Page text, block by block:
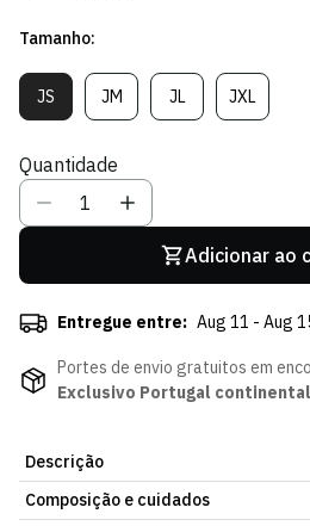
venda
Tamanho:
JSVariante
Esgotada
Indisponível
JMVariante
Esgotada
Indisponível
JLVariante
Esgotada
JXLVariante
Esgotada
Quantidade
Adicionar ao
Entregue entre: Aug 11 - Aug
Portes de envio gratuitos em
Exclusivo Portugal continental
Descrição
Calças Algodão Cinza - Criança, para
Composição e cuidados